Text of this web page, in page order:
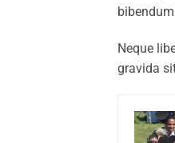
Neque
gravida